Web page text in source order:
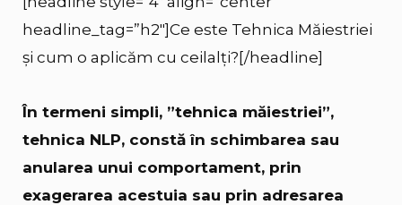
headline_tag=”h2″]Ce este Tehnica Măiestriei
și cum o aplicăm cu ceilalți?[/headline]
În termeni simpli, ”tehnica măiestriei”,
tehnica NLP, constă în schimbarea sau
anularea unui comportament, prin
exagerarea acestuia sau prin adresarea